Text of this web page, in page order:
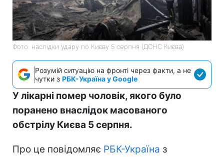
Фото: наслідки удару по Києву 5 серпня (ДСНС Києва)
Розумій ситуацію на фронті через факти, а не
чутки з РБК-Україна у Google
У лікарні помер чоловік, якого було
поранено внаслідок масованого
обстрілу Києва 5 серпня.
Про це повідомляє РБК-Україна з